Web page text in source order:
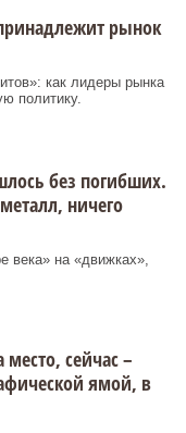
рынок
как лидеры рынка
политику.
без погибших.
ничего
века» на «движках»,
сейчас –
ямой, в